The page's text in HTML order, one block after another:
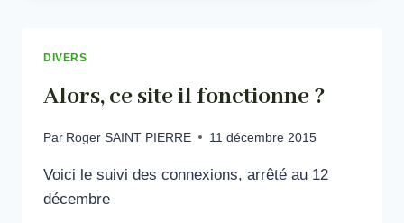
DIVERS
Alors, ce site il fonctionne ?
Par Roger SAINT PIERRE 11 décembre 2015
Voici le suivi des connexions, arrêté au 12
décembre